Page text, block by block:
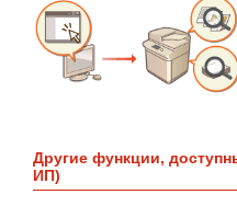
Другие функции,
ИП)